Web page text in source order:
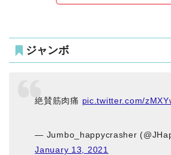
ジャンボ
絶賛筋肉痛 pic.twitter.com/
— Jumbo_happycrasher
January 13, 2021